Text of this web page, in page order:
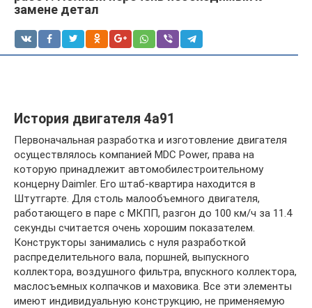
замене детал
История двигателя 4a91
Первоначальная разработка и изготовление двигателя
осуществлялось компанией MDC Power, права на
которую принадлежит автомобилестроительному
концерну Daimler. Его штаб-квартира находится в
Штутгарте. Для столь малообъемного двигателя,
работающего в паре с МКПП, разгон до 100 км/ч за 11.4
секунды считается очень хорошим показателем.
Конструкторы занимались с нуля разработкой
распределительного вала, поршней, выпускного
коллектора, воздушного фильтра, впускного коллектора,
маслосъемных колпачков и маховика. Все эти элементы
имеют индивидуальную конструкцию, не применяемую